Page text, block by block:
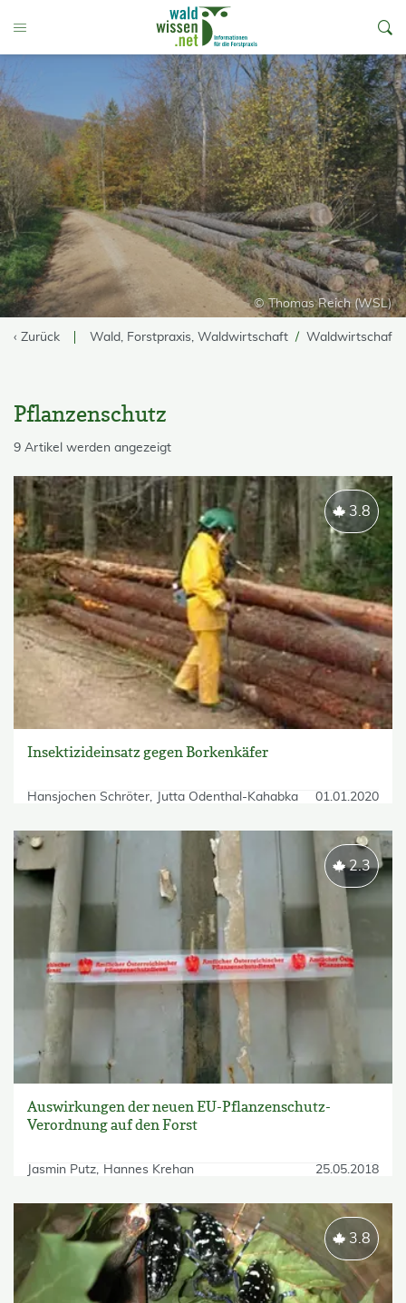
Toggle Menu
© Thomas Reich (WSL)
‹ Zurück Wald, Forstpraxis, Waldwirtschaft Waldwirtschaft
Pflanzenschutz
skip List
9 Artikel werden angezeigt
Insektizideinsatz gegen Borkenkäfer
Hansjochen Schröter Jutta Odenthal-Kahabka 01.01.2020
3.8
Auswirkungen der neuen EU-Pflanzenschutz-
Verordnung auf den Forst
Jasmin Putz Hannes Krehan 25.05.2018
2.3
3.8